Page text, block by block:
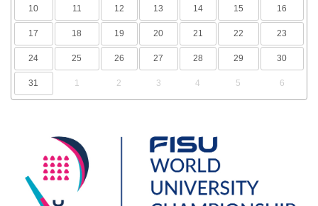
10 11 12 13 14 15 16
17 18 19 20 21 22 23
24 25 26 27 28 29 30
31 1 2 3 4 5 6